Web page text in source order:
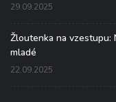
29.09.2025
Žloutenka na vzestupu:
mladé
22.09.2025